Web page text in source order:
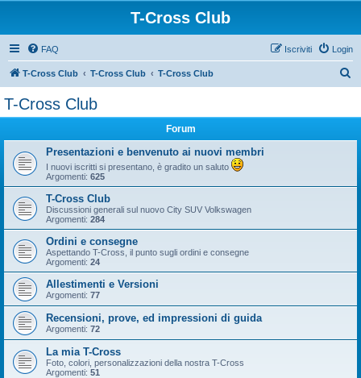
T-Cross Club
FAQ Login
Iscriviti
T-Cross Club T-Cross Club T-Cross Club
T-Cross Club
Forum
Presentazioni e benvenuto ai nuovi membri
I nuovi iscritti si presentano, è gradito un saluto
Argomenti: 625
T-Cross Club
Discussioni generali sul nuovo City SUV Volkswagen
Argomenti: 284
Ordini e consegne
Aspettando T-Cross, il punto sugli ordini e consegne
Argomenti: 24
Allestimenti e Versioni
Argomenti: 77
Recensioni, prove, ed impressioni di guida
Argomenti: 72
La mia T-Cross
Foto, colori, personalizzazioni della nostra T-Cross
Argomenti: 51